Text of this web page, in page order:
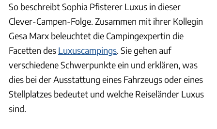
So beschreibt Sophia Pfisterer Luxus in dieser
Clever-Campen-Folge. Zusammen mit ihrer Kollegin
Gesa Marx beleuchtet die Campingexpertin die
Facetten des Luxuscampings . Sie gehen auf
verschiedene Schwerpunkte ein und erklären, was
dies bei der Ausstattung eines Fahrzeugs oder eines
Stellplatzes bedeutet und welche Reiseländer Luxus
sind.